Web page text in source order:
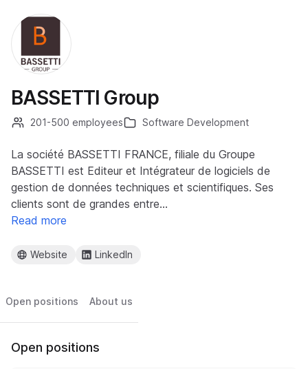
BASSETTI Group
201-500 employees Software Development
La société BASSETTI FRANCE, filiale du Groupe
BASSETTI est Editeur et Intégrateur de logiciels de
gestion de données techniques et scientifiques. Ses
clients sont de grandes entre…
Read more
Website LinkedIn
Open positions About us
Open positions